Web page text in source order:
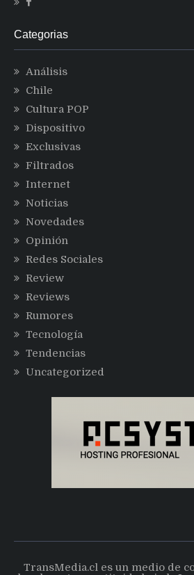
Categorias
Análisis
Chile
Cultura POP
Dispositivo
Exclusivas
Filtrados
Internet
Noticias
Novedades
Opinión
Redes Sociales
Review
Reviews
Rumores
Tecnología
Tendencias
Uncategorized
TransMedia.cl es un medio de